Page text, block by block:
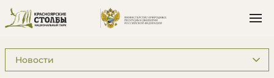
Подразделы: Пресс-центр